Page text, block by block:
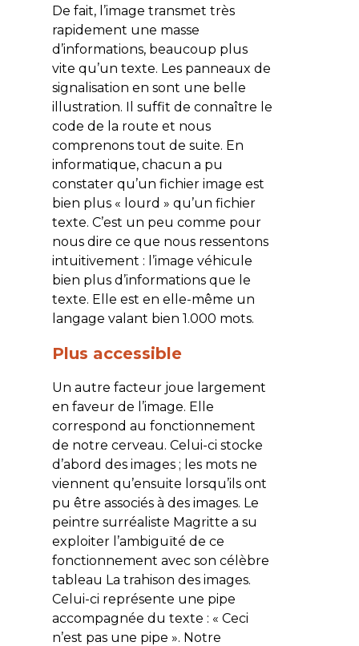
De fait, l’image transmet très
rapidement une masse
d’informations, beaucoup plus
vite qu’un texte. Les panneaux de
signalisation en sont une belle
illustration. Il suffit de connaître le
code de la route et nous
comprenons tout de suite. En
informatique, chacun a pu
constater qu’un fichier image est
bien plus « lourd » qu’un fichier
texte. C’est un peu comme pour
nous dire ce que nous ressentons
intuitivement : l’image véhicule
bien plus d’informations que le
texte. Elle est en elle-même un
langage valant bien 1.000 mots.
Plus accessible
Un autre facteur joue largement
en faveur de l’image. Elle
correspond au fonctionnement
de notre cerveau. Celui-ci stocke
d’abord des images ; les mots ne
viennent qu’ensuite lorsqu’ils ont
pu être associés à des images. Le
peintre surréaliste Magritte a su
exploiter l’ambiguïté de ce
fonctionnement avec son célèbre
tableau La trahison des images.
Celui-ci représente une pipe
accompagnée du texte : « Ceci
n’est pas une pipe ». Notre